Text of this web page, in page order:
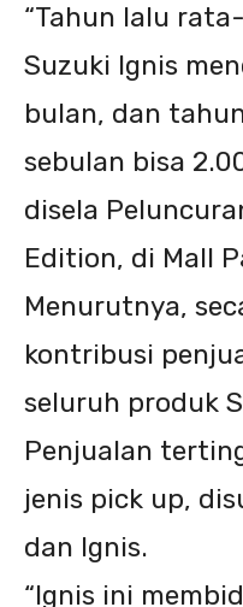
“Tahun lalu
Suzuki Ignis
bulan, dan
sebulan bisa
disela
Edition, di Mall
Menurutnya,
kontribusi
seluruh produk
Penjualan
jenis pick up,
dan Ignis.
“Ignis ini